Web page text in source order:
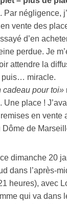
. Par négligence,
vente des
d’en
perdue. Je
attendre la
puis… miracle.
cadeau pour toi»
Une place !
en vente
Dôme de
dimanche 20
dans l’après-
heures), avec
qui va dans